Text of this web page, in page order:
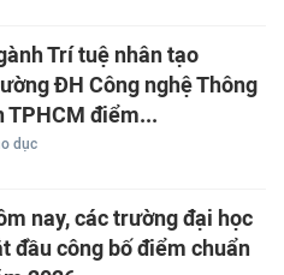
Trí tuệ nhân tạo
ĐH Công nghệ Thông
TPHCM điểm...
dục
nay, các trường đại học
đầu công bố điểm chuẩn